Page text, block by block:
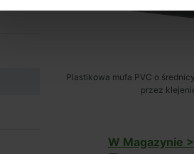
Plastikowa mufa PVC o
przez
W Magazynie